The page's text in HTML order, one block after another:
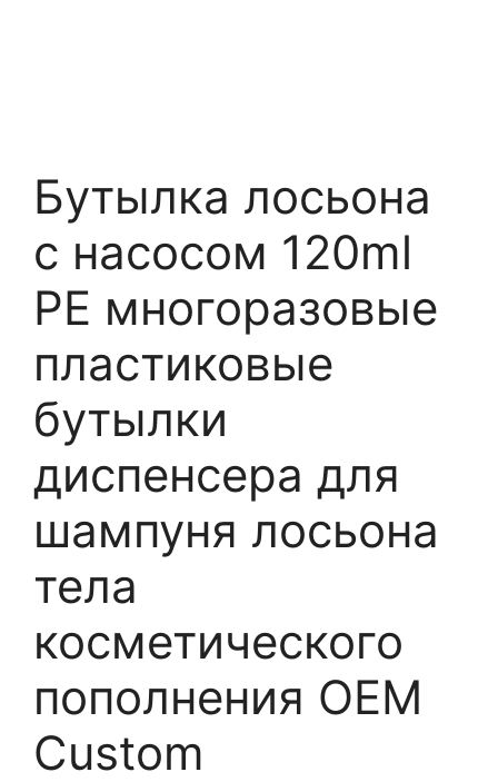
Бутылка лосьона
с насосом 120ml
PE многоразовые
пластиковые
бутылки
диспенсера для
шампуня лосьона
тела
косметического
пополнения OEM
Custom